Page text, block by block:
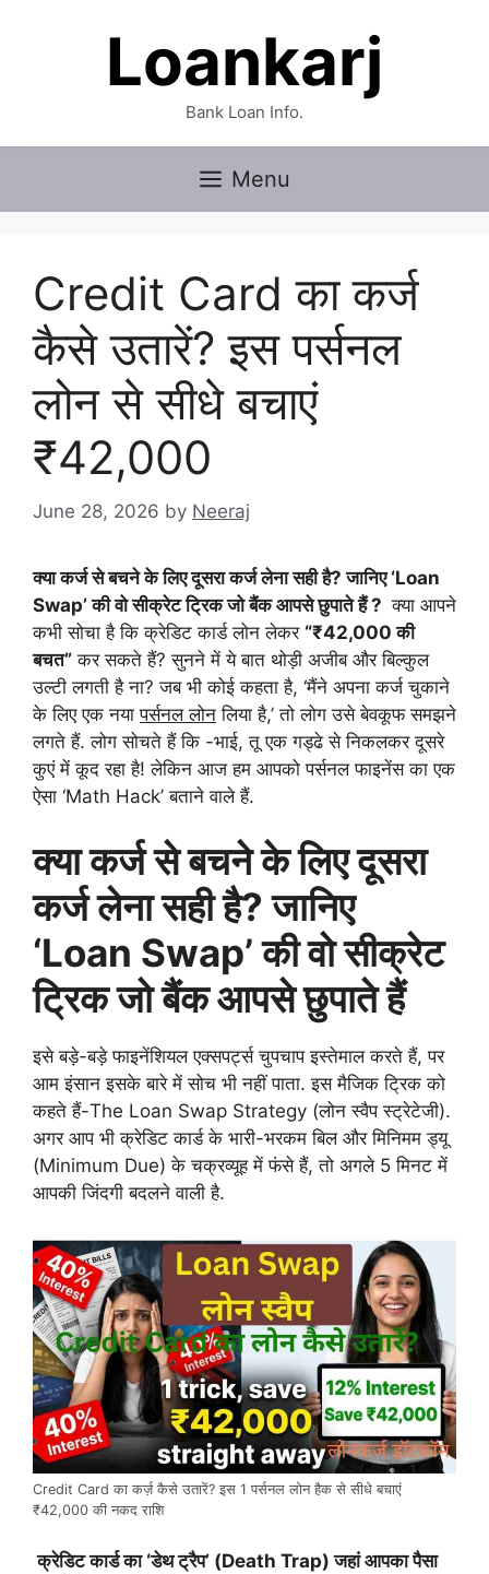
Loankarj
Bank Loan Info.
Menu
Credit Card का कर्ज
कैसे उतारें? इस पर्सनल
लोन से सीधे बचाएं
₹42,000
June 28, 2026 by Neeraj
क्या कर्ज से बचने के लिए दूसरा कर्ज लेना सही है? जानिए ‘Loan
Swap’ की वो सीक्रेट ट्रिक जो बैंक आपसे छुपाते हैं ? क्या आपने
कभी सोचा है कि क्रेडिट कार्ड लोन लेकर “₹42,000 की
बचत” कर सकते हैं?सुनने में ये बात थोड़ी अजीब और बिल्कुल
उल्टी लगती है ना? जब भी कोई कहता है, ‘मैंने अपना कर्ज चुकाने
के लिए एक नयापर्सनल लोन लिया है,’ तो लोग उसे बेवकूफ समझने
लगते हैं. लोग सोचते हैं कि -भाई, तू एक गड्ढे से निकलकर दूसरे
कुएं में कूद रहा है! लेकिन आज हम आपको पर्सनल फाइनेंस का एक
ऐसा ‘Math Hack’ बताने वाले हैं.
क्या कर्ज से बचने के लिए दूसरा
कर्ज लेना सही है? जानिए
‘Loan Swap’ की वो सीक्रेट
ट्रिक जो बैंक आपसे छुपाते हैं
इसे बड़े-बड़े फाइनेंशियल एक्सपर्ट्स चुपचाप इस्तेमाल करते हैं, पर
आम इंसान इसके बारे में सोच भी नहीं पाता. इस मैजिक ट्रिक को
कहते हैं-The Loan Swap Strategy (लोन स्वैप स्ट्रेटेजी).
अगर आप भी क्रेडिट कार्ड के भारी-भरकम बिल और मिनिमम ड्यू
(Minimum Due) के चक्रव्यूह में फंसे हैं, तो अगले 5 मिनट में
आपकी जिंदगी बदलने वाली है.
Credit Card का कर्ज़ कैसे उतारें? इस 1 पर्सनल लोन हैक से सीधे बचाएं
₹42,000 की नकद राशि
क्रेडिट कार्ड का ‘डेथ ट्रैप’ (Death Trap) जहां आपका पैसा